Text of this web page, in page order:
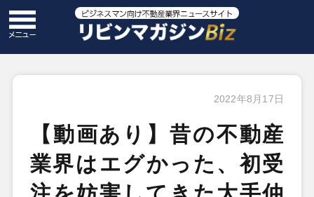
2022年8月17日
【動画あり】昔の不動産
業界はエグかった、初受